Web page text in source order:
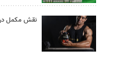
نقش مکمل در